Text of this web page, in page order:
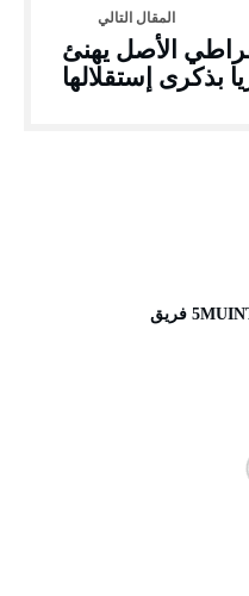
الأصل يهنئ
بذكرى إستقلالها